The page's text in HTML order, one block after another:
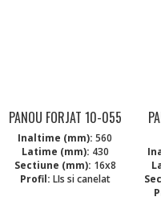
PANOU FORJAT 10-055
Inaltime (mm): 560
Latime (mm): 430
Sectiune (mm): 16x8
Profil: LIs si canelat